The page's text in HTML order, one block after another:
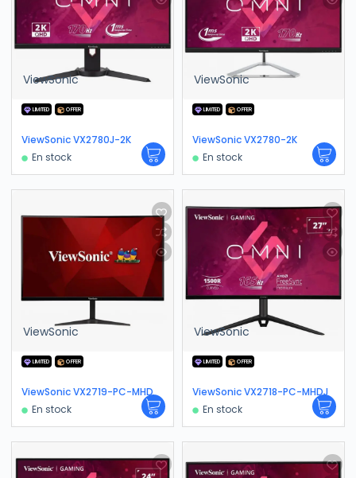
ViewSonic
LIMITED OFFER
ViewSonic VX2780J-2K
En stock
ViewSonic
LIMITED OFFER
ViewSonic VX2780-2K
En stock
ViewSonic
LIMITED OFFER
ViewSonic VX2719-PC-MHD
En stock
ViewSonic
LIMITED OFFER
ViewSonic VX2718-PC-MHDJ
En stock